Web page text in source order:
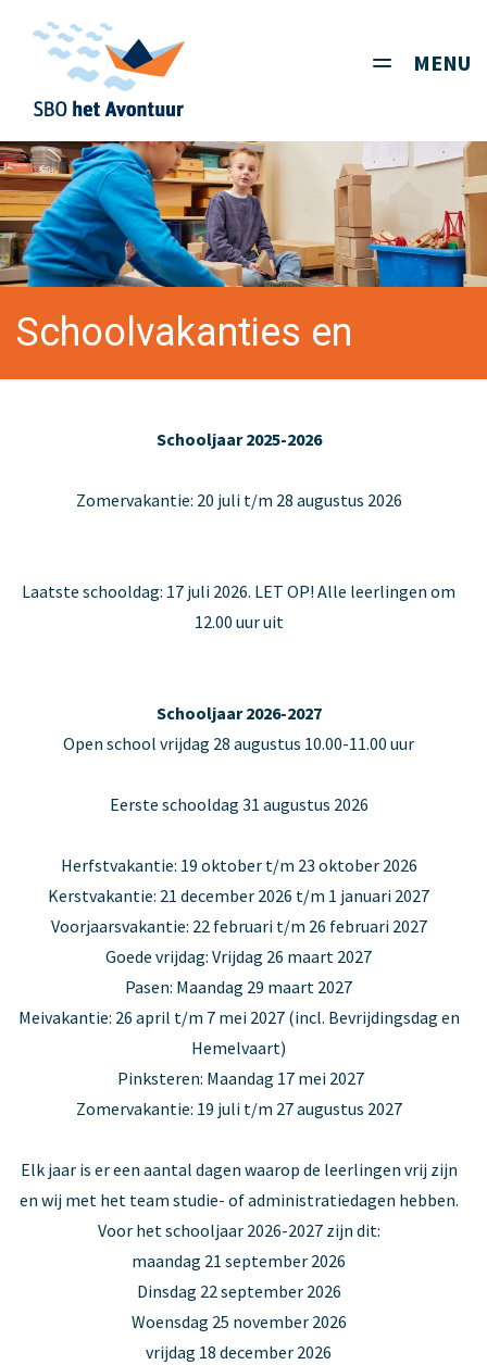
Toggle
MENU
Schoolvakanties en
lesvrije dagen
Schooljaar 2025-2026
Zomervakantie: 20 juli t/m 28 augustus 2026
Laatste schooldag: 17 juli 2026. LET OP! Alle leerlingen om
12.00 uur uit
Schooljaar 2026-2027
Open school vrijdag 28 augustus 10.00-11.00 uur
Eerste schooldag 31 augustus 2026
Herfstvakantie: 19 oktober t/m 23 oktober 2026
Kerstvakantie: 21 december 2026 t/m 1 januari 2027
Voorjaarsvakantie: 22 februari t/m 26 februari 2027
Goede vrijdag: Vrijdag 26 maart 2027
Pasen: Maandag 29 maart 2027
Meivakantie: 26 april t/m 7 mei 2027 (incl. Bevrijdingsdag en
Hemelvaart)
Pinksteren: Maandag 17 mei 2027
Zomervakantie: 19 juli t/m 27 augustus 2027
Elk jaar is er een aantal dagen waarop de leerlingen vrij zijn
en wij met het team studie- of administratiedagen hebben.
Voor het schooljaar 2026-2027 zijn dit:
maandag 21 september 2026
Dinsdag 22 september 2026
Woensdag 25 november 2026
vrijdag 18 december 2026